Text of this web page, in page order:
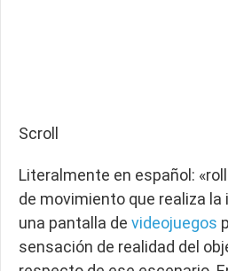
Scroll
Literalmente en español:
de movimiento que realiza
una pantalla de videojuegos
sensación de realidad del